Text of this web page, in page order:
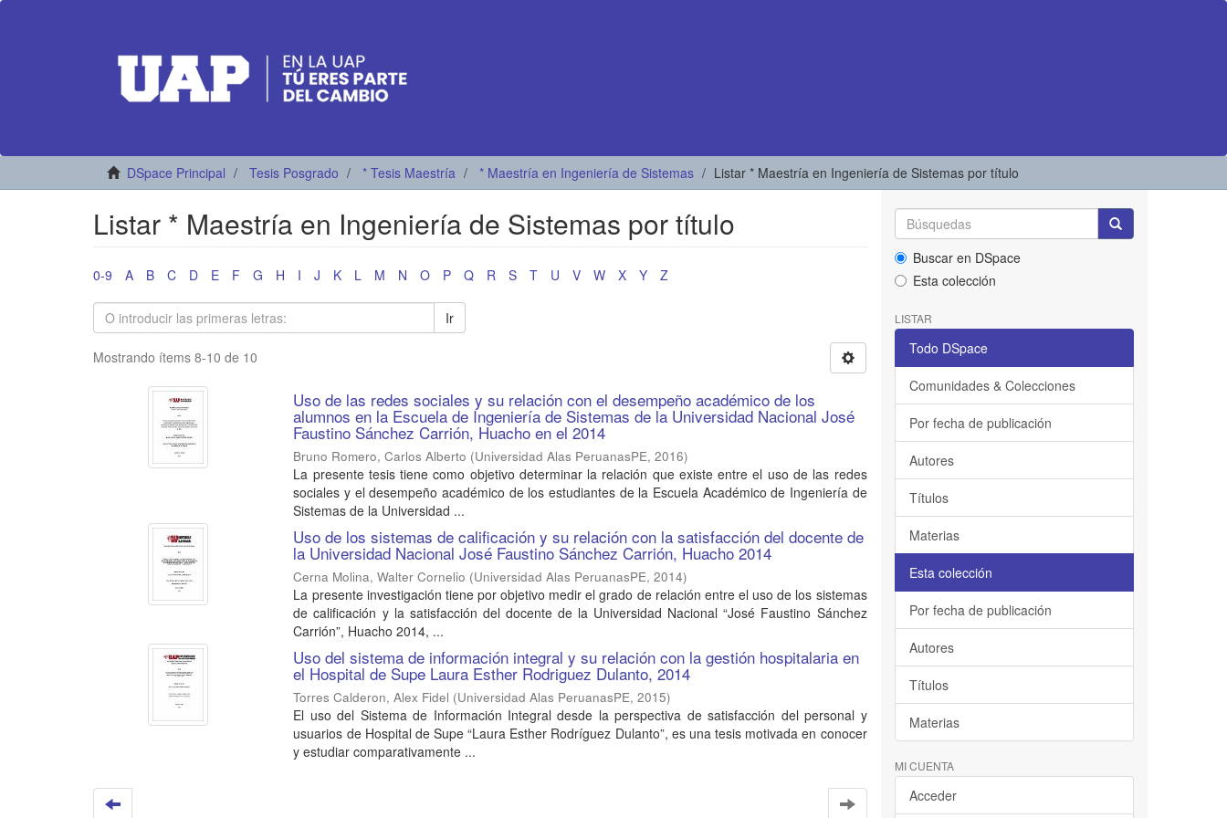
DSpace Principal Tesis Posgrado * Tesis Maestría * Maestría en Ingeniería de Sistemas Listar * Maestría en Ingeniería de Sistemas por título
Listar * Maestría en Ingeniería de Sistemas por título
0-9 A B C D E F G H I J K L M N O P Q R S T U V W X Y Z
Ir
Mostrando ítems 8-10 de 10
Uso de las redes sociales y su relación con el desempeño académico de los
alumnos en la Escuela de Ingeniería de Sistemas de la Universidad Nacional José
Faustino Sánchez Carrión, Huacho en el 2014
Bruno Romero, Carlos Alberto (Universidad Alas PeruanasPE,2016)
La presente tesis tiene como objetivo determinar la relación que existe entre el uso de las redes
sociales y el desempeño académico de los estudiantes de la Escuela Académico de Ingeniería de
Sistemas de la Universidad ...
Uso de los sistemas de calificación y su relación con la satisfacción del docente de
la Universidad Nacional José Faustino Sánchez Carrión, Huacho 2014
Cerna Molina, Walter Cornelio (Universidad Alas PeruanasPE,2014)
La presente investigación tiene por objetivo medir el grado de relación entre el uso de los sistemas
de calificación y la satisfacción del docente de la Universidad Nacional “José Faustino Sánchez
Carrión”, Huacho 2014, ...
Uso del sistema de información integral y su relación con la gestión hospitalaria en
el Hospital de Supe Laura Esther Rodriguez Dulanto, 2014
Torres Calderon, Alex Fidel (Universidad Alas PeruanasPE,2015)
El uso del Sistema de Información Integral desde la perspectiva de satisfacción del personal y
usuarios de Hospital de Supe “Laura Esther Rodríguez Dulanto”, es una tesis motivada en conocer
y estudiar comparativamente ...
Buscar en DSpace
Esta colección
LISTAR
Todo DSpace
Comunidades & Colecciones
Por fecha de publicación
Autores
Títulos
Materias
Esta colección
Por fecha de publicación
Autores
Títulos
Materias
MI CUENTA
Acceder